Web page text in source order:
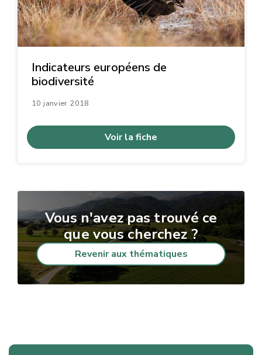
Indicateurs européens de
biodiversité
10 janvier 2018
Voir la fiche
Vous n'avez pas trouvé ce
que vous cherchez ?
Revenir aux thématiques